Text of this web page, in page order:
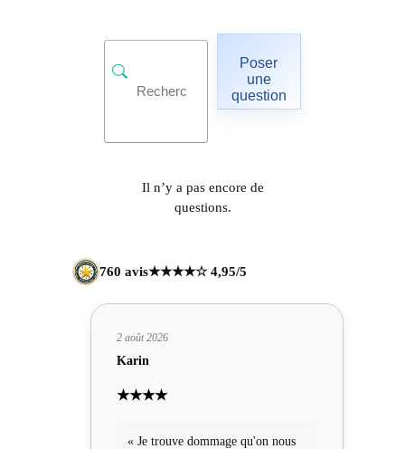
Poser
une
question
Il n’y a pas encore de
questions.
760 avis★★★★☆ 4,95/5
2 août 2026
Karin
★★★★
« Je trouve dommage qu'on nous